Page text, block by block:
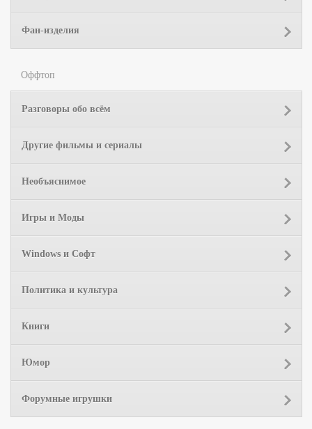
Фан-изделия
Оффтоп
Разговоры обо всём
Другие фильмы и сериалы
Необъяснимое
Игры и Моды
Windows и Софт
Политика и культура
Книги
Юмор
Форумные игрушки